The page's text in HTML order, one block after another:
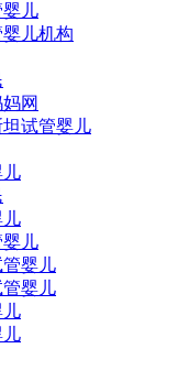
儿
儿机构
网
试管婴儿
儿
儿
婴儿
婴儿
婴儿
儿
儿